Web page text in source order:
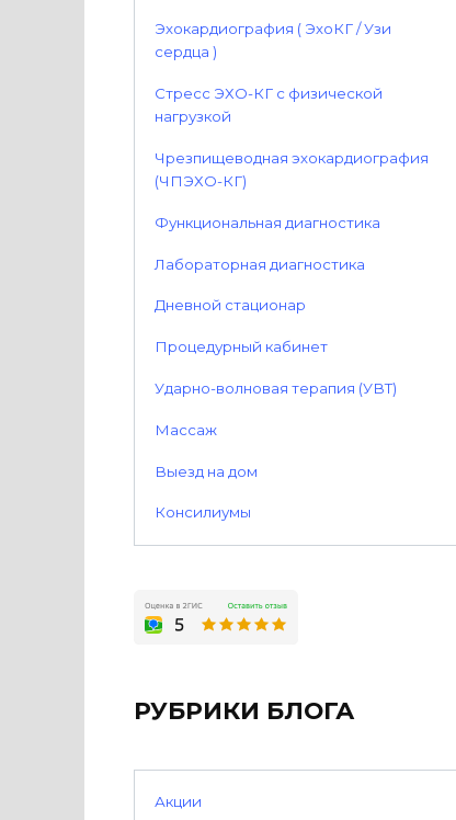
Эхокардиография ( ЭхоКГ / Узи
сердца )
Стресс ЭХО-КГ с физической
нагрузкой
Чрезпищеводная эхокардиография
(ЧПЭХО-КГ)
Функциональная диагностика
Лабораторная диагностика
Дневной стационар
Процедурный кабинет
Ударно-волновая терапия (УВТ)
Массаж
Выезд на дом
Консилиумы
РУБРИКИ БЛОГА
Акции